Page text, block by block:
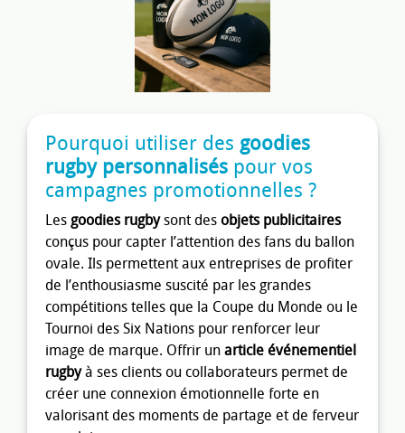
Pourquoi utiliser des goodies
rugby personnalisés pour vos
campagnes promotionnelles ?
Les goodies rugbysont des objets publicitaires
conçus pour capter l’attention des fans du ballon
ovale. Ils permettent aux entreprises de profiter
de l’enthousiasme suscité par les grandes
compétitions telles que la Coupe du Monde ou le
Tournoi des Six Nations pour renforcer leur
image de marque. Offrir un article événementiel
rugbyà ses clients ou collaborateurs permet de
créer une connexion émotionnelle forte en
valorisant des moments de partage et de ferveur